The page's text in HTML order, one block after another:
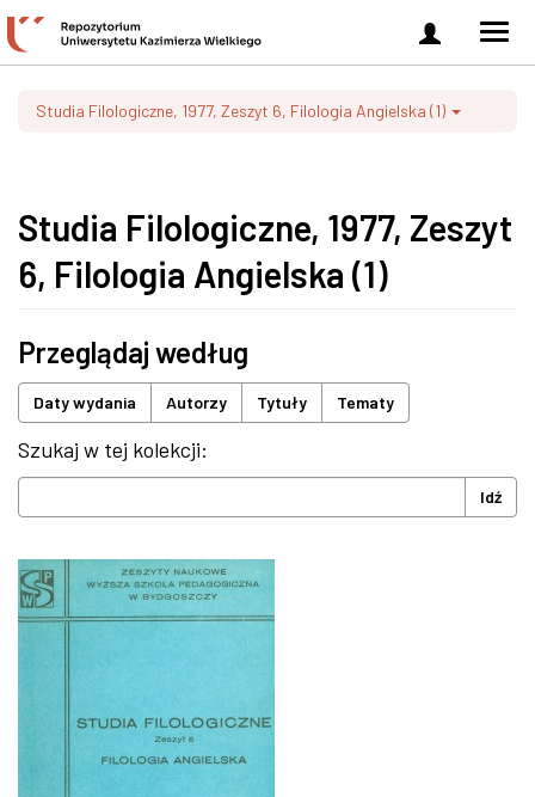
Zaloguj
się
Studia Filologiczne, 1977, Zeszyt 6, Filologia Angielska (1)
Studia Filologiczne, 1977, Zeszyt
6, Filologia Angielska (1)
Przeglądaj według
Daty wydania Autorzy Tytuły Tematy
Szukaj w tej kolekcji:
Idź